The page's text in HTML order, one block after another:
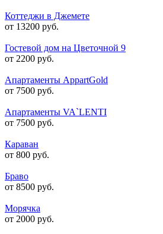
Коттеджи в Джемете
от 13200 руб.
Гостевой дом на Цветочной 9
от 2200 руб.
Апартаменты AppartGold
от 7500 руб.
Апартаменты VA`LENTI
от 7500 руб.
Караван
от 800 руб.
Браво
от 8500 руб.
Морячка
от 2000 руб.